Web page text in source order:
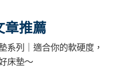
章推薦
系列｜適合你的軟硬度，
床墊～